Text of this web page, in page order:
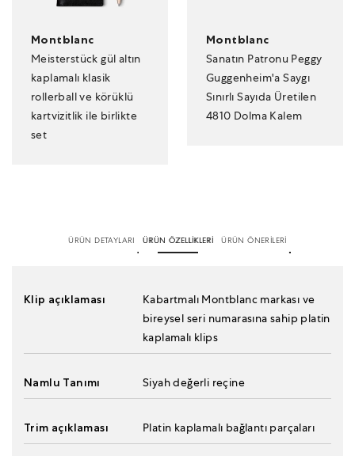
Montblanc
Meisterstück gül altın
kaplamalı klasik
rollerball ve körüklü
kartvizitlik ile birlikte
set
Montblanc
Sanatın Patronu Peggy
Guggenheim'a Saygı
Sınırlı Sayıda Üretilen
4810 Dolma Kalem
ÜRÜN DETAYLARI ÜRÜN ÖZELLİKLERİ ÜRÜN ÖNERİLERİ
Klip açıklaması
Kabartmalı Montblanc markası ve
bireysel seri numarasına sahip platin
kaplamalı klips
Namlu Tanımı Siyah değerli reçine
Trim açıklaması Platin kaplamalı bağlantı parçaları